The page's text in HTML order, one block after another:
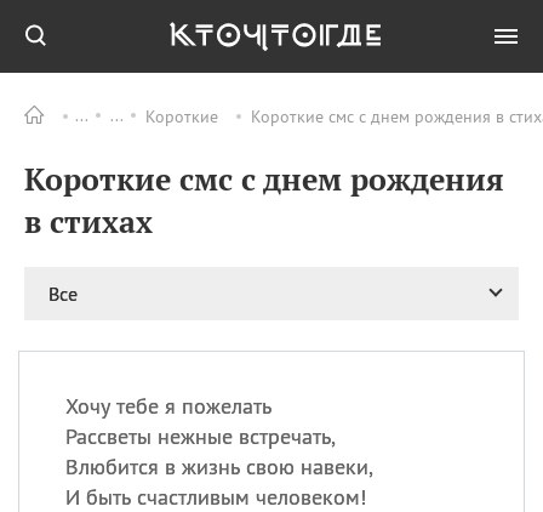
Короткие Короткие смс с днем рождения в
Короткие смс с днем рождения
в стихах
Все
Хочу тебе я пожелать
Рассветы нежные встречать,
Влюбится в жизнь свою навеки,
И быть счастливым человеком!
ПРАЗДНИКИ Все
06.08 Преображение
Господне у западных
Романа и Давида
07.08
Национальный день
маяка